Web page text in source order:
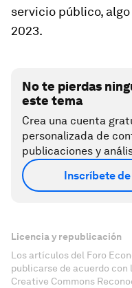
servicio público,
2023.
No te pierdas
este tema
Crea una cuenta
personalizada de
publicaciones y
Inscríbete
Licencia y republicación
Los artículos del Foro
publicarse de acuerdo
Creative Commons